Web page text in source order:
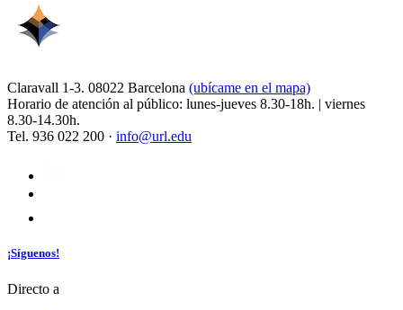
Claravall 1-3. 08022 Barcelona (ubícame en el mapa)
Horario de atención al público: lunes-jueves 8.30-18h. | viernes
8.30-14.30h.
Tel. 936 022 200 · info@url.edu
¡Síguenos!
Directo a